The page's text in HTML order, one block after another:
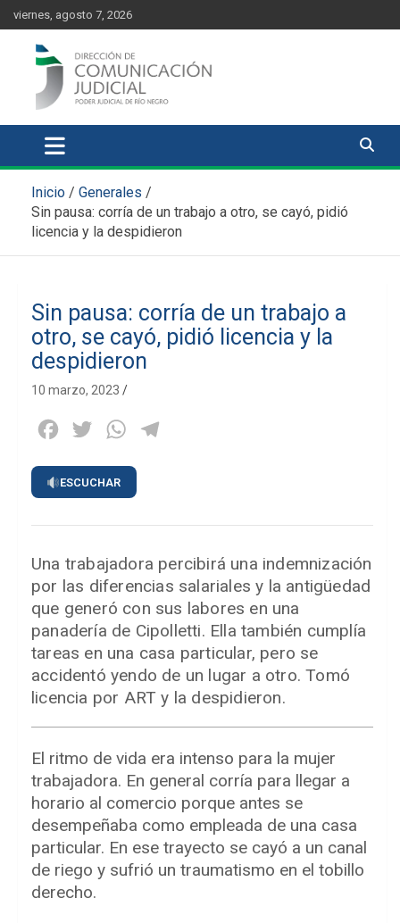
content
Skip
to
content
viernes, agosto 7, 2026
Comunicación Judicial
Inicio
Generales
Sin pausa: corría de un trabajo a otro, se cayó, pidió
licencia y la despidieron
Sin pausa: corría de un trabajo a
otro, se cayó, pidió licencia y la
despidieron
10 marzo, 2023
Facebook
Twitter WhatsApp
ESCUCHAR
Una trabajadora percibirá una indemnización
por las diferencias salariales y la antigüedad
que generó con sus labores en una
panadería de Cipolletti. Ella también cumplía
tareas en una casa particular, pero se
accidentó yendo de un lugar a otro. Tomó
licencia por ART y la despidieron.
El ritmo de vida era intenso para la mujer
trabajadora. En general corría para llegar a
horario al comercio porque antes se
desempeñaba como empleada de una casa
particular. En ese trayecto se cayó a un canal
de riego y sufrió un traumatismo en el tobillo
derecho.